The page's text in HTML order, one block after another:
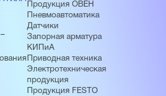
Продукция ОВЕН
Пневмоавтоматика
Датчики
Запорная арматура
КИПиА
Приводная техника
Электротехническая
продукция
Продукция FESTO